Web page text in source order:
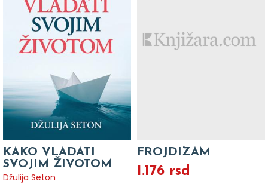
KAKO VLADATI
SVOJIM ŽIVOTOM
Džulija Seton
FROJDIZAM
1.176 rsd